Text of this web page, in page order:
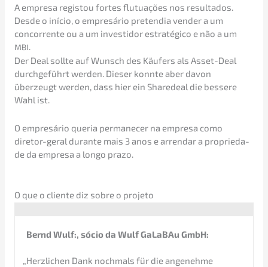
A empre­sa regis­tou fortes flutua­ções nos resul­ta­dos.
Desde o início, o empresá­rio preten­dia vender a um
concor­ren­te ou a um invest­i­dor estra­té­gico e não a um
MBI.
Der Deal sollte auf Wunsch des Käufers als Asset-Deal
durch­ge­führt werden. Dieser konnte aber davon
überzeugt werden, dass hier ein Share­deal die besse­re
Wahl ist.
O empresá­rio queria perma­necer na empre­sa como
diretor-geral duran­te mais 3 anos e arren­dar a proprie­da­
de da empre­sa a longo prazo.
O que o cliente diz sobre o projeto
Bernd Wulf:, sócio da Wulf GaLaBAu GmbH:
„Herzli­chen Dank nochmals für die angeneh­me